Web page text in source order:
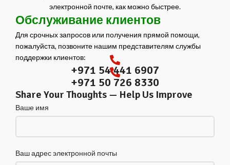
электронной почте, как можно быстрее.
Обслуживание клиентов
Для срочных запросов или получения прямой помощи,
пожалуйста, позвоните нашим представителям службы
поддержки клиентов:
+971 54 441 6907
+971 50 726 8330
Share Your Thoughts — Help Us Improve
Ваше имя
Ваш адрес электронной почты